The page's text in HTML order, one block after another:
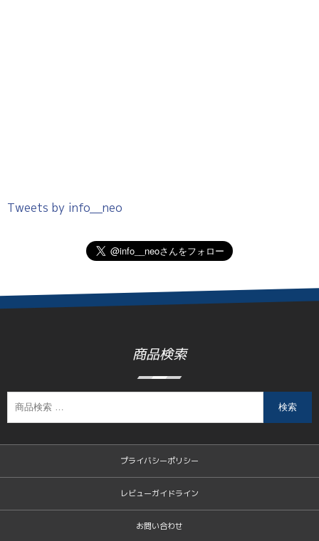
Tweets by info__neo
商品検索
検索
プライバシーポリシー
レビューガイドライン
お問い合わせ